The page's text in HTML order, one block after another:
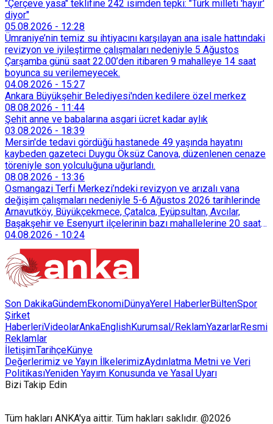
"Çerçeve yasa" teklifine 242 isimden tepki: "Türk milleti 'hayır'
diyor"
05.08.2026 - 12:28
Ümraniye’nin temiz su ihtiyacını karşılayan ana isale hattındaki
revizyon ve iyileştirme çalışmaları nedeniyle 5 Ağustos
Çarşamba günü saat 22.00’den itibaren 9 mahalleye 14 saat
boyunca su verilemeyecek.
04.08.2026 - 15:27
Ankara Büyükşehir Belediyesi'nden kedilere özel merkez
08.08.2026 - 11:44
Şehit anne ve babalarına asgari ücret kadar aylık
03.08.2026 - 18:39
Mersin'de tedavi gördüğü hastanede 49 yaşında hayatını
kaybeden gazeteci Duygu Öksüz Canova, düzenlenen cenaze
töreniyle son yolculuğuna uğurlandı.
08.08.2026 - 13:36
Osmangazi Terfi Merkezi’ndeki revizyon ve arızalı vana
değişim çalışmaları nedeniyle 5-6 Ağustos 2026 tarihlerinde
Arnavutköy, Büyükçekmece, Çatalca, Eyüpsultan, Avcılar,
Başakşehir ve Esenyurt ilçelerinin bazı mahallelerine 20 saat
süreyle su verilemeyecek.
04.08.2026 - 10:24
Son DakikaGündemEkonomiDünyaYerel HaberlerBültenSpor
Şirket
HaberleriVideolarAnkaEnglishKurumsal/ReklamYazarlarResmi
Reklamlar
İletişimTarihçeKünye
Değerlerimiz ve Yayın İlkelerimizAydınlatma Metni ve Veri
PolitikasıYeniden Yayım Konusunda ve Yasal Uyarı
Bizi Takip Edin
Tüm hakları ANKA'ya aittir. Tüm hakları saklıdır. @2026